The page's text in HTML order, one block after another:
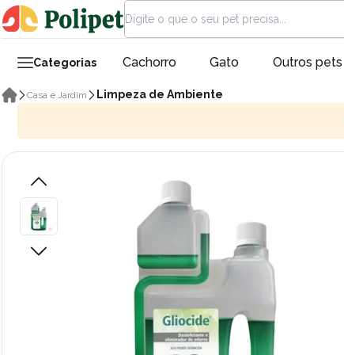
Categorias Cachorro Gato Outros pets
Casa e Jardim Limpeza de Ambiente